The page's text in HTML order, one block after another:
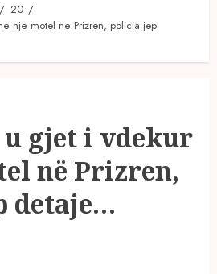
20
një motel në Prizren, policia jep
gjet i vdekur
në Prizren,
detaje…